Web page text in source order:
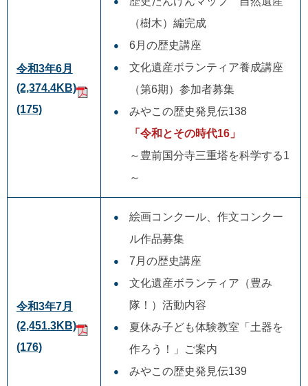
令和3年6月
(2,374.4KB)
(175)
（樹木）編完成
6月の歴史講座
文化遺産ボランティア養成講座
（第6期）参加者募集
みやこの歴史発見伝138
「令和とその時代16」
～豊前国分寺三重塔を科学する1
～
令和3年7月
(2,451.3KB)
(176)
絵画コンクール、作文コンクー
ル作品募集
7月の歴史講座
文化遺産ボランティア（豊み
隊！）活動内容
夏休み子ども体験教室「土器を
作ろう！」ご案内
みやこの歴史発見伝139